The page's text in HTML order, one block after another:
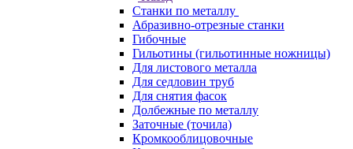
Станки по металлу
Абразивно-отрезные станки
Гибочные
Гильотины (гильотинные ножницы)
Для листового металла
Для седловин труб
Для снятия фасок
Долбежные по металлу
Заточные (точила)
Кромкооблицовочные